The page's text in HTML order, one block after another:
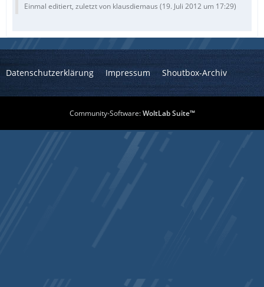
Einmal editiert, zuletzt von klausdiemaus (19. Juli 2012 um 17:29)
Datenschutzerklärung Impressum Shoutbox-Archiv
Community-Software:WoltLab Suite™